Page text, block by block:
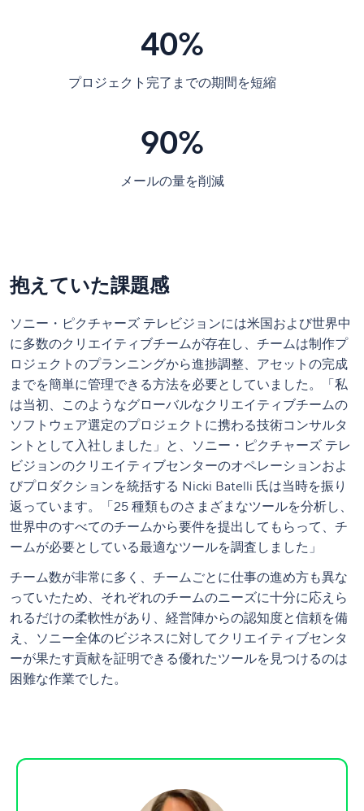
40%
プロジェクト完了までの期間を短縮
90%
メールの量を削減
抱えていた課題感
ソニー・ピクチャーズ テレビジョンには米国および世界中
に多数のクリエイティブチームが存在し、チームは制作プ
ロジェクトのプランニングから進捗調整、アセットの完成
までを簡単に管理できる方法を必要としていました。「私
は当初、このようなグローバルなクリエイティブチームの
ソフトウェア選定のプロジェクトに携わる技術コンサルタ
ントとして入社しました」と、ソニー・ピクチャーズ テレ
ビジョンのクリエイティブセンターのオペレーションおよ
びプロダクションを統括する Nicki Batelli 氏は当時を振り
返っています。「25 種類ものさまざまなツールを分析し、
世界中のすべてのチームから要件を提出してもらって、チ
ームが必要としている最適なツールを調査しました」
チーム数が非常に多く、チームごとに仕事の進め方も異な
っていたため、それぞれのチームのニーズに十分に応えら
れるだけの柔軟性があり、経営陣からの認知度と信頼を備
え、ソニー全体のビジネスに対してクリエイティブセンタ
ーが果たす貢献を証明できる優れたツールを見つけるのは
困難な作業でした。